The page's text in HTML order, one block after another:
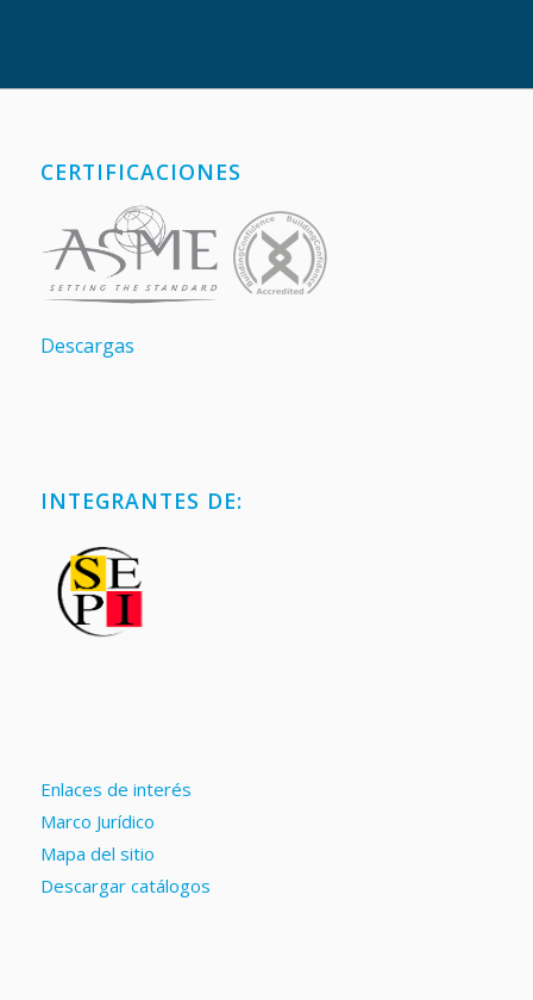
CERTIFICACIONES
Descargas
INTEGRANTES DE:
Enlaces de interés
Marco Jurídico
Mapa del sitio
Descargar catálogos